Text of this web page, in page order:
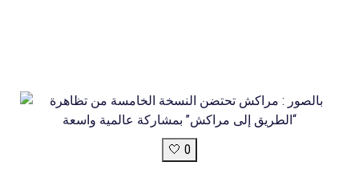
🤍 0